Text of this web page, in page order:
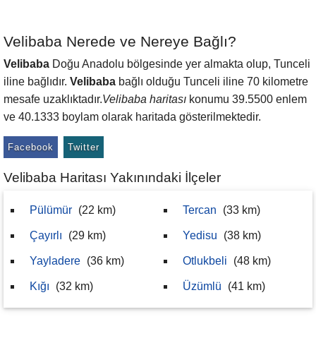
Velibaba Nerede ve Nereye Bağlı?
Velibaba Doğu Anadolu bölgesinde yer almakta olup, Tunceli
iline bağlıdır. Velibaba bağlı olduğu Tunceli iline 70 kilometre
mesafe uzaklıktadır.Velibaba haritası konumu 39.5500 enlem
ve 40.1333 boylam olarak haritada gösterilmektedir.
Facebook Twitter
Velibaba Haritası Yakınındaki İlçeler
Pülümür (22 km)
Çayırlı (29 km)
Yayladere (36 km)
Kığı (32 km)
Tercan (33 km)
Yedisu (38 km)
Otlukbeli (48 km)
Üzümlü (41 km)